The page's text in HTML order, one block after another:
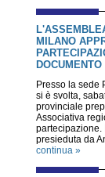
MILANO
Presso la sede
si è svolta,
provinciale
Associativa
partecipazione.
presieduta da
continua »